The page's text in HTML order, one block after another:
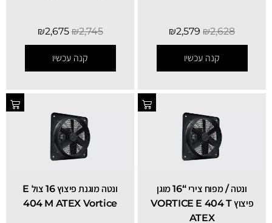
₪2,628
₪2,579
קנה עכשיו
₪2,745
₪2,675
קנה עכשיו
ונטה / מפוח צירי “16 מוגן
פיצוץ VORTICE E 404 T
ATEX
ונטה מוגנת פיצוץ 16 צול E
404 M ATEX Vortice